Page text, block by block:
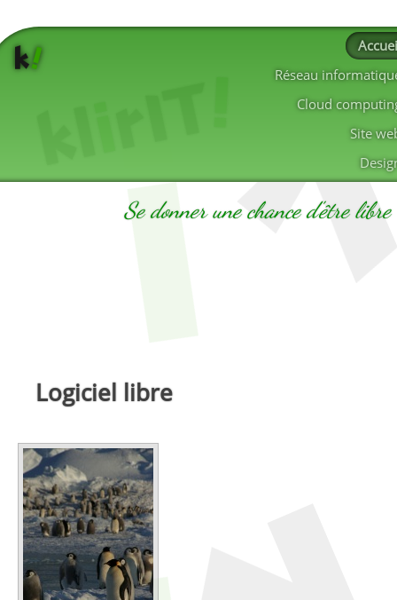
Se donner une chance d'être libre
Réseau
Cloud
Site
Logiciel libre